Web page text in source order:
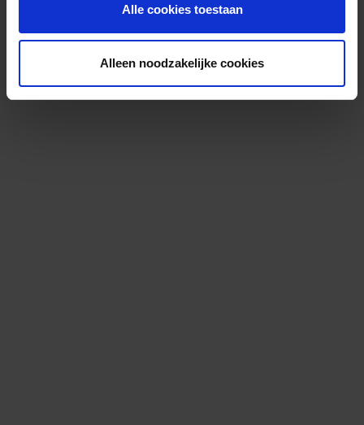
Alle cookies toestaan
Alleen noodzakelijke cookies